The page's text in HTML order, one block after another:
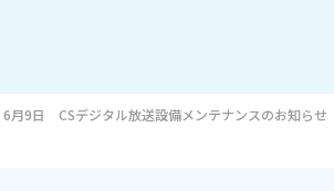
サービスのご案内
6月9日 CSデジタル放送設備メンテナンスのお知らせ